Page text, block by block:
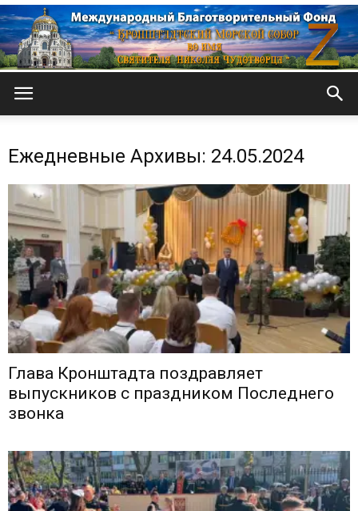
собор
Ежедневные Архивы: 24.05.2024
Глава Кронштадта поздравляет
выпускников с праздником Последнего
звонка